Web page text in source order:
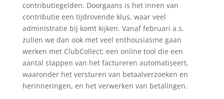
contributiegelden. Doorgaans is het innen van
contributie een tijdrovende klus, waar veel
administratie bij komt kijken. Vanaf februari a.s.
zullen we dan ook met veel enthousiasme gaan
werken met ClubCollect; een online tool die een
aantal stappen van het factureren automatiseert,
waaronder het versturen van betaalverzoeken en
herinneringen, en het verwerken van betalingen.